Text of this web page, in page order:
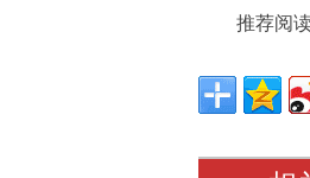
推荐阅读